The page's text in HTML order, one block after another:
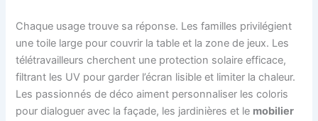
Chaque usage trouve sa réponse. Les familles privilégient
une toile large pour couvrir la table et la zone de jeux. Les
télétravailleurs cherchent une protection solaire efficace,
filtrant les UV pour garder l’écran lisible et limiter la chaleur.
Les passionnés de déco aiment personnaliser les coloris
pour dialoguer avec la façade, les jardinières et le mobilier